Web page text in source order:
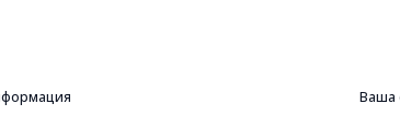
Ваша